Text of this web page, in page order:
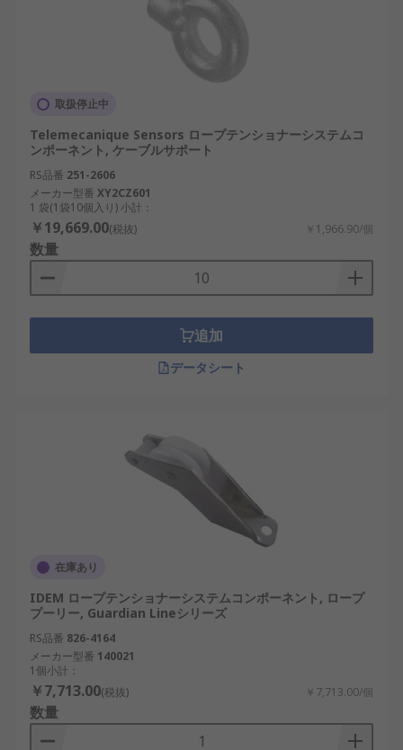
取扱停止中
Telemecanique Sensors ロープテンショナーシステムコ
ンポーネント, ケーブルサポート
RS品番 251-2606
メーカー型番 XY2CZ601
1 袋(1袋10個入り) 小計：
￥19,669.00(税抜) ￥1,966.90/個
数量
追加
データシート
在庫あり
IDEM ロープテンショナーシステムコンポーネント, ロープ
プーリー, Guardian Lineシリーズ
RS品番 826-4164
メーカー型番 140021
1個小計：
￥7,713.00(税抜) ￥7,713.00/個
数量